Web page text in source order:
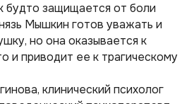
будто защищается от боли
Мышкин готов уважать и
но она оказывается к
и приводит ее к трагическому
клинический психолог